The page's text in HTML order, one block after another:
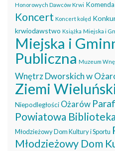
Honorowych Dawców Krwi
Koncert Koncert kolęd
krwiodawstwo Książka Miejska i
Miejska i
Publiczna Muzeum
Wnętrz Dworskich w
Ziemi
Niepodległości Ożarów
Powiatowa
Młodzieżowy Dom Kultury i Sportu
Młodzieżowy Dom